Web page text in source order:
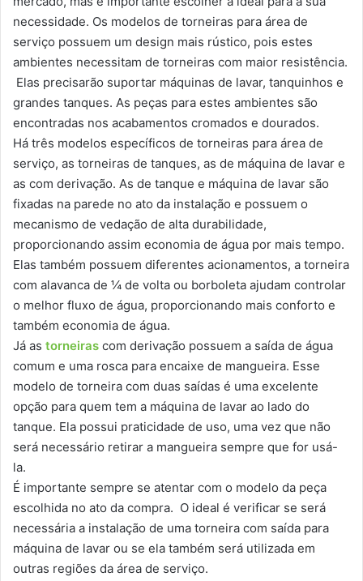
necessidade. Os modelos de torneiras para área de
serviço possuem um design mais rústico, pois estes
ambientes necessitam de torneiras com maior resistência.
Elas precisarão suportar máquinas de lavar, tanquinhos e
grandes tanques. As peças para estes ambientes são
encontradas nos acabamentos cromados e dourados.
Há três modelos específicos de torneiras para área de
serviço, as torneiras de tanques, as de máquina de lavar e
as com derivação. As de tanque e máquina de lavar são
fixadas na parede no ato da instalação e possuem o
mecanismo de vedação de alta durabilidade,
proporcionando assim economia de água por mais tempo.
Elas também possuem diferentes acionamentos, a torneira
com alavanca de ¼ de volta ou borboleta ajudam controlar
o melhor fluxo de água, proporcionando mais conforto e
também economia de água.
Já as torneiras com derivação possuem a saída de água
comum e uma rosca para encaixe de mangueira. Esse
modelo de torneira com duas saídas é uma excelente
opção para quem tem a máquina de lavar ao lado do
tanque. Ela possui praticidade de uso, uma vez que não
será necessário retirar a mangueira sempre que for usá-
la.
É importante sempre se atentar com o modelo da peça
escolhida no ato da compra. O ideal é verificar se será
necessária a instalação de uma torneira com saída para
máquina de lavar ou se ela também será utilizada em
outras regiões da área de serviço.